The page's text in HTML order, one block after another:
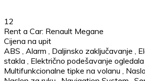
12
Rent a Car: Renault Megane
Cijena na upit
ABS
Alarm Daljinsko zaključavanje
stakla
Električno podešavanje ogledala
Multifunkcionalne tipke na volanu